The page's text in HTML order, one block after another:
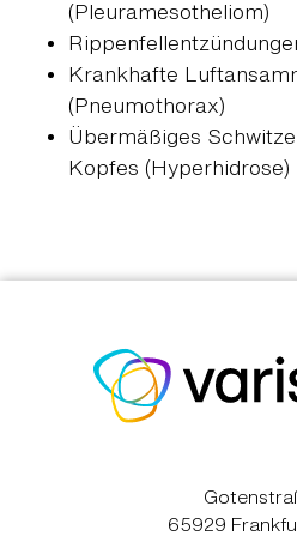
(Pleuramesotheliom)
Krankhafte
(Pneumothorax)
Übermäßiges
Kopfes (Hyperhidrose)
65929